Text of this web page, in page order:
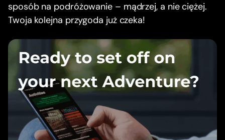
sposób na podróżowanie – mądrzej, a nie ciężej.
Twoja kolejna przygoda już czeka!